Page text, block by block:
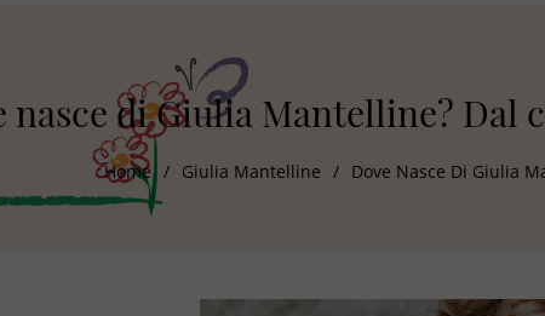
nasce di Giulia Mantelline? Dal
Home / Giulia Mantelline / Dove Nasce Di Giulia